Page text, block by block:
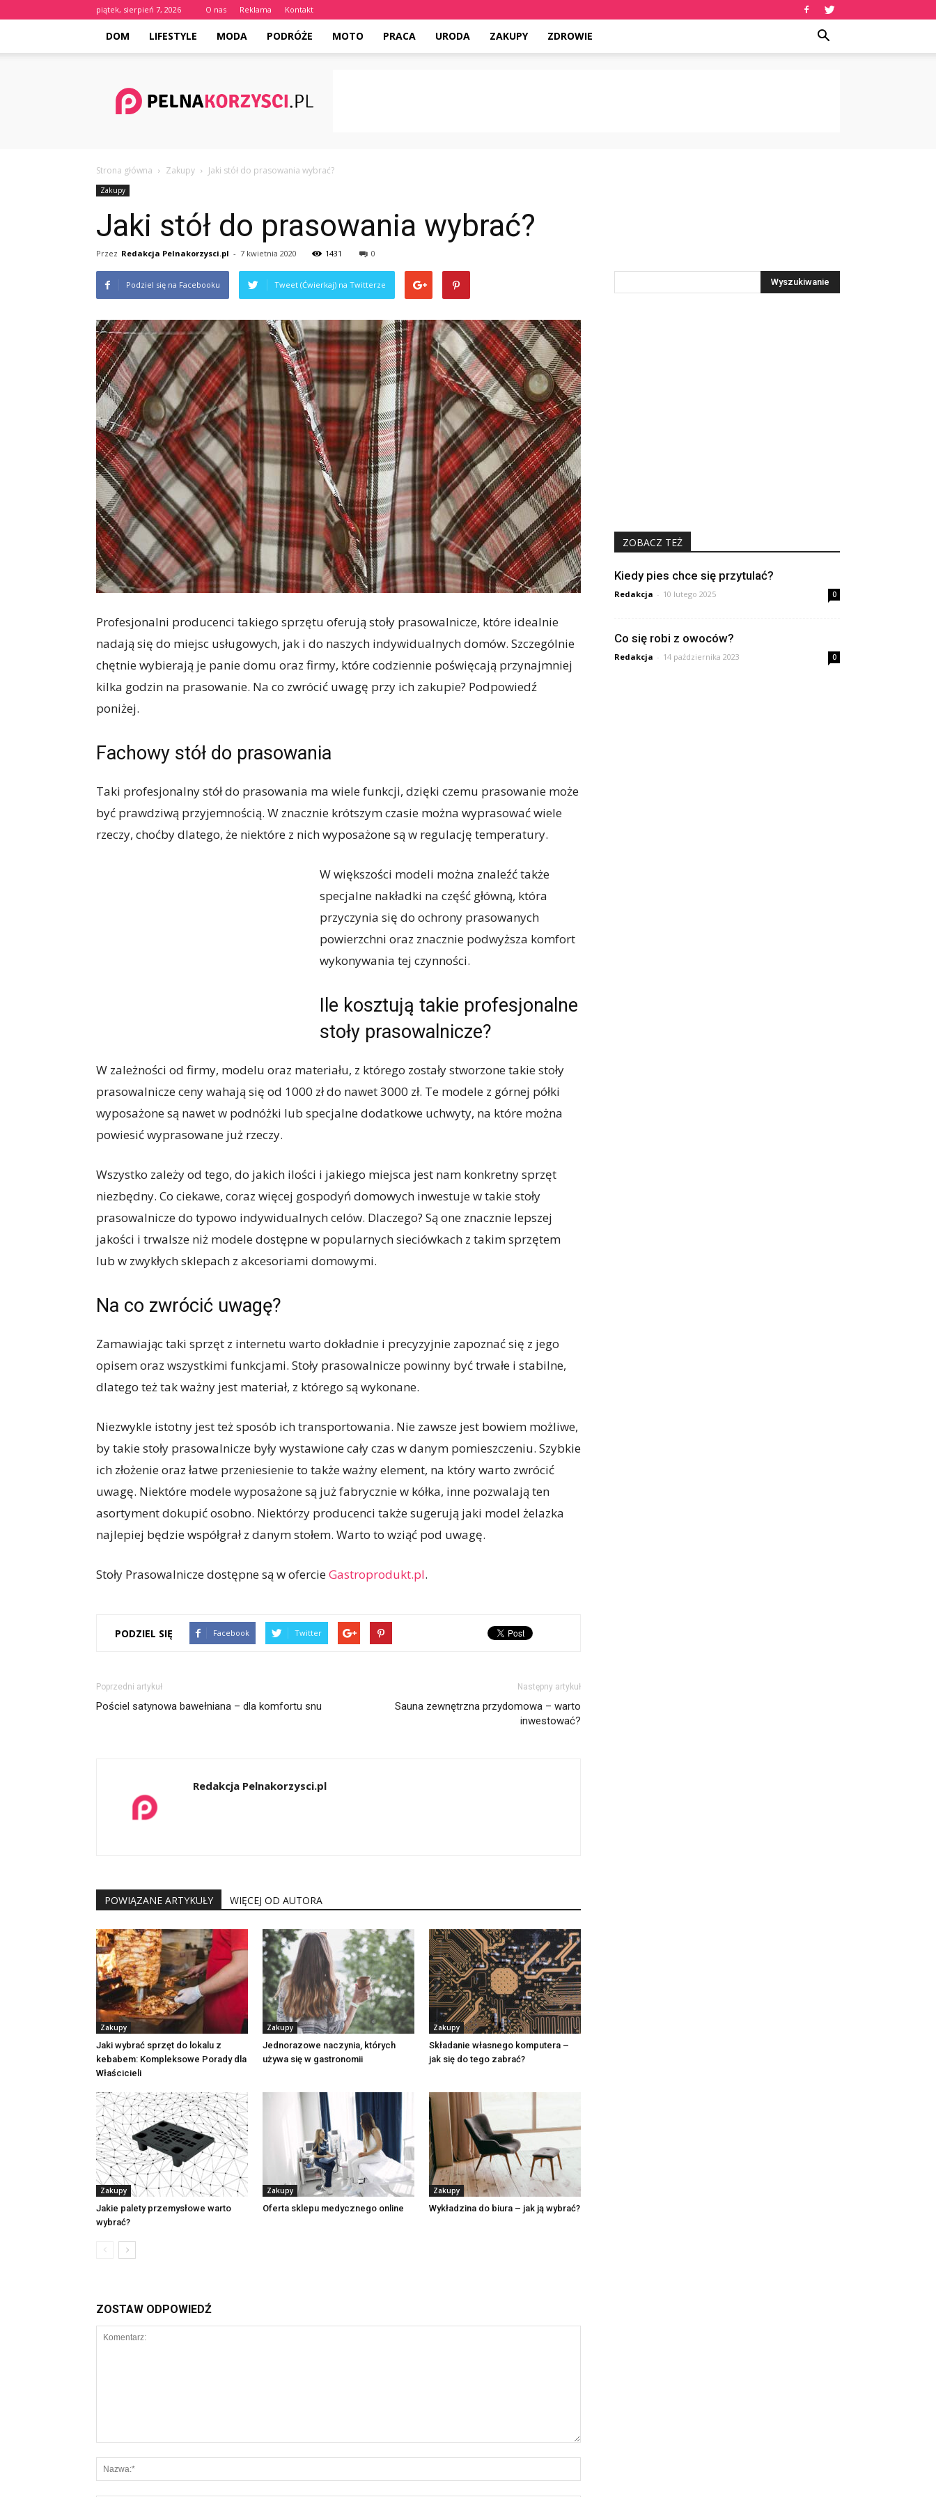
piątek, sierpień 7, 2026 O nas Reklama Kontakt
DOM LIFESTYLE MODA PODRÓŻE MOTO PRACA URODA ZAKUPY ZDROWIE
Strona główna Zakupy Jaki stół do prasowania wybrać?
Zakupy
Jaki stół do prasowania wybrać?
Przez Redakcja Pelnakorzysci.pl - 7 kwietnia 2020 1431 0
Podziel się na Facebooku Tweet (Ćwierkaj) na Twitterze
Profesjonalni producenci takiego sprzętu oferują stoły prasowalnicze, które idealnie
nadają się do miejsc usługowych, jak i do naszych indywidualnych domów. Szczególnie
chętnie wybierają je panie domu oraz firmy, które codziennie poświęcają przynajmniej
kilka godzin na prasowanie. Na co zwrócić uwagę przy ich zakupie? Podpowiedź
poniżej.
Fachowy stół do prasowania
Taki profesjonalny stół do prasowania ma wiele funkcji, dzięki czemu prasowanie może
być prawdziwą przyjemnością. W znacznie krótszym czasie można wyprasować wiele
rzeczy, choćby dlatego, że niektóre z nich wyposażone są w regulację temperatury.
W większości modeli można znaleźć także
specjalne nakładki na część główną, która
przyczynia się do ochrony prasowanych
powierzchni oraz znacznie podwyższa komfort
wykonywania tej czynności.
Ile kosztują takie profesjonalne
stoły prasowalnicze?
W zależności od firmy, modelu oraz materiału, z którego zostały stworzone takie stoły
prasowalnicze ceny wahają się od 1000 zł do nawet 3000 zł. Te modele z górnej półki
wyposażone są nawet w podnóżki lub specjalne dodatkowe uchwyty, na które można
powiesić wyprasowane już rzeczy.
Wszystko zależy od tego, do jakich ilości i jakiego miejsca jest nam konkretny sprzęt
niezbędny. Co ciekawe, coraz więcej gospodyń domowych inwestuje w takie stoły
prasowalnicze do typowo indywidualnych celów. Dlaczego? Są one znacznie lepszej
jakości i trwalsze niż modele dostępne w popularnych sieciówkach z takim sprzętem
lub w zwykłych sklepach z akcesoriami domowymi.
Na co zwrócić uwagę?
Zamawiając taki sprzęt z internetu warto dokładnie i precyzyjnie zapoznać się z jego
opisem oraz wszystkimi funkcjami. Stoły prasowalnicze powinny być trwałe i stabilne,
dlatego też tak ważny jest materiał, z którego są wykonane.
Niezwykle istotny jest też sposób ich transportowania. Nie zawsze jest bowiem możliwe,
by takie stoły prasowalnicze były wystawione cały czas w danym pomieszczeniu. Szybkie
ich złożenie oraz łatwe przeniesienie to także ważny element, na który warto zwrócić
uwagę. Niektóre modele wyposażone są już fabrycznie w kółka, inne pozwalają ten
asortyment dokupić osobno. Niektórzy producenci także sugerują jaki model żelazka
najlepiej będzie współgrał z danym stołem. Warto to wziąć pod uwagę.
Stoły Prasowalnicze dostępne są w ofercieGastroprodukt.pl.
PODZIEL SIĘ Facebook Twitter
Poprzedni artykuł
Pościel satynowa bawełniana – dla komfortu snu
Następny artykuł
Sauna zewnętrzna przydomowa – warto
inwestować?
Redakcja Pelnakorzysci.pl
POWIĄZANE ARTYKUŁY WIĘCEJ OD AUTORA
Zakupy
Jaki wybrać sprzęt do lokalu z
kebabem: Kompleksowe Porady dla
Właścicieli
Zakupy
Jednorazowe naczynia, których
używa się w gastronomii
Zakupy
Składanie własnego komputera –
jak się do tego zabrać?
Zakupy
Jakie palety przemysłowe warto
wybrać?
Zakupy
Oferta sklepu medycznego online
Zakupy
Wykładzina do biura – jak ją wybrać?
ZOSTAW ODPOWIEDŹ
ZOBACZ TEŻ
Kiedy pies chce się przytulać?
Redakcja - 10 lutego 2025 0
Co się robi z owoców?
Redakcja - 14 października 2023 0